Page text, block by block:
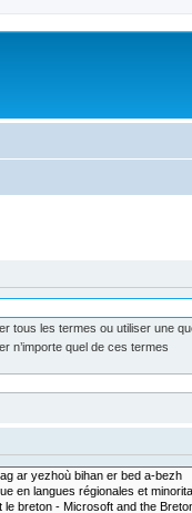
tous les termes ou utiliser une
n’importe quel de ces termes